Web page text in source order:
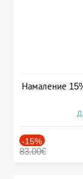
Намаление
-15%
83.00€